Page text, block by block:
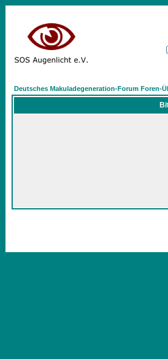
Deutsches Makuladegeneration-Forum Foren-